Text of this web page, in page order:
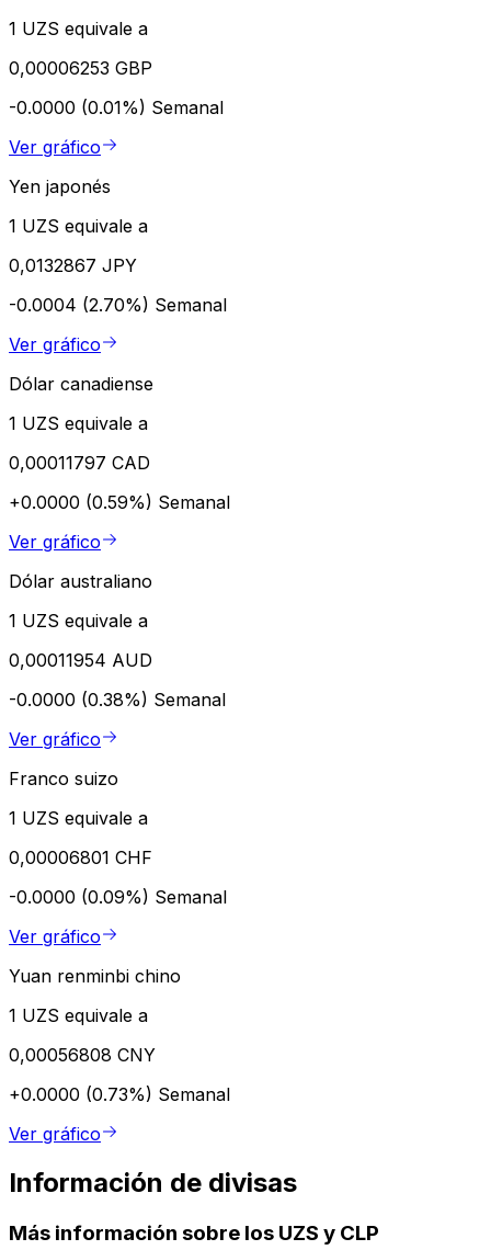
1 UZS equivale a
0,00006253 GBP
-0.0000 (0.01%) Semanal
Ver gráfico
Yen japonés
1 UZS equivale a
0,0132867 JPY
-0.0004 (2.70%) Semanal
Ver gráfico
Dólar canadiense
1 UZS equivale a
0,00011797 CAD
+0.0000 (0.59%) Semanal
Ver gráfico
Dólar australiano
1 UZS equivale a
0,00011954 AUD
-0.0000 (0.38%) Semanal
Ver gráfico
Franco suizo
1 UZS equivale a
0,00006801 CHF
-0.0000 (0.09%) Semanal
Ver gráfico
Yuan renminbi chino
1 UZS equivale a
0,00056808 CNY
+0.0000 (0.73%) Semanal
Ver gráfico
Información de divisas
Más información sobre los UZS y CLP